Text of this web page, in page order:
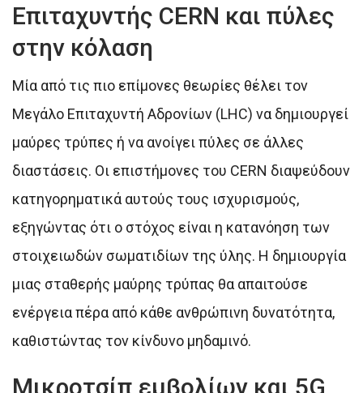
Επιταχυντής CERN και πύλες
στην κόλαση
Μία από τις πιο επίμονες θεωρίες θέλει τον
Μεγάλο Επιταχυντή Αδρονίων (LHC) να δημιουργεί
μαύρες τρύπες ή να ανοίγει πύλες σε άλλες
διαστάσεις. Οι επιστήμονες του CERN διαψεύδουν
κατηγορηματικά αυτούς τους ισχυρισμούς,
εξηγώντας ότι ο στόχος είναι η κατανόηση των
στοιχειωδών σωματιδίων της ύλης. Η δημιουργία
μιας σταθερής μαύρης τρύπας θα απαιτούσε
ενέργεια πέρα από κάθε ανθρώπινη δυνατότητα,
καθιστώντας τον κίνδυνο μηδαμινό.
Μικροτσίπ εμβολίων και 5G